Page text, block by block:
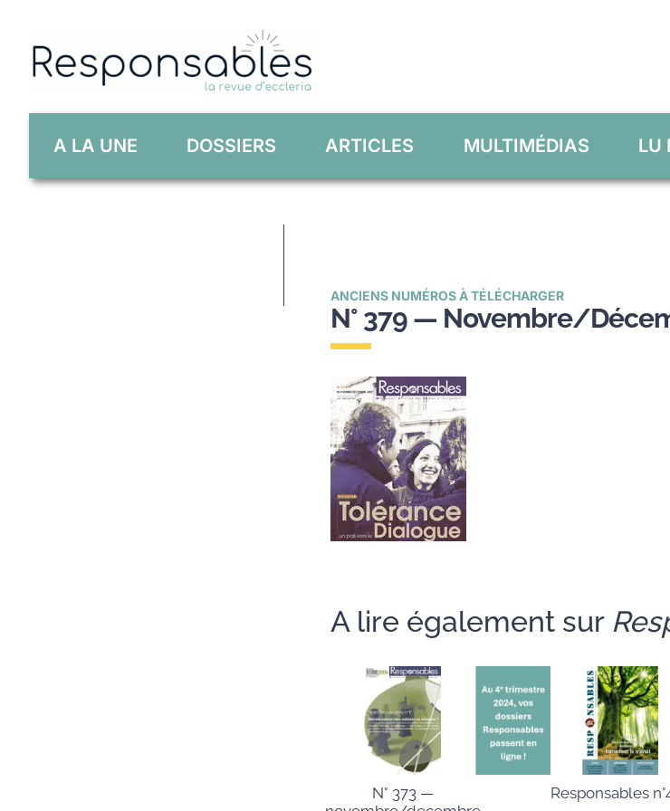
content
A LA UNE DOSSIERS ARTICLES MULTIMÉDIAS LU
ANCIENS NUMÉROS À TÉLÉCHARGER
N° 379 — Novembre/
A lire également sur
N° 373 —
Responsables